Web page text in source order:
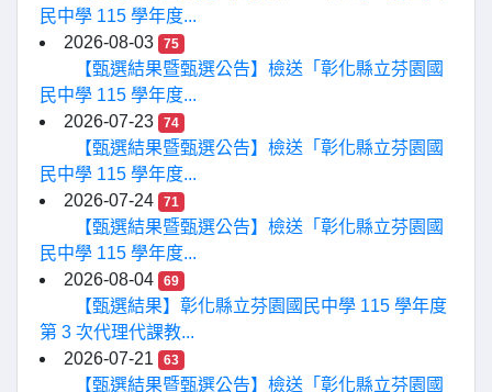
民中學 115 學年度...
2026-08-03
75
【甄選結果暨甄選公告】檢送「彰化縣立芬園國
民中學 115 學年度...
2026-07-23
74
【甄選結果暨甄選公告】檢送「彰化縣立芬園國
民中學 115 學年度...
2026-07-24
71
【甄選結果暨甄選公告】檢送「彰化縣立芬園國
民中學 115 學年度...
2026-08-04
69
【甄選結果】彰化縣立芬園國民中學 115 學年度
第 3 次代理代課教...
2026-07-21
63
【甄選結果暨甄選公告】檢送「彰化縣立芬園國